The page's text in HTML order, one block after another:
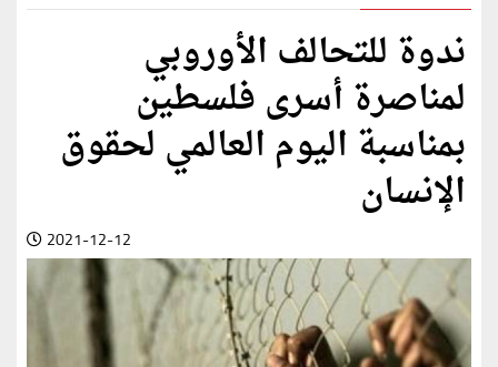
ندوة للتحالف الأوروبي
لمناصرة أسرى فلسطين
بمناسبة اليوم العالمي لحقوق
الإنسان
2021-12-12